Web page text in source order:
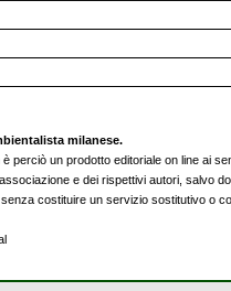
milanese.
perciò un prodotto editoriale on line ai
e dei rispettivi autori, salvo
costituire un servizio sostitutivo o